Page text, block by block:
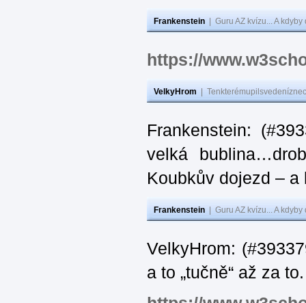
Frankenstein Guru AZ kvízu... A
https://
VelkyHrom
Frankenstein:
velká
Koubkův dojezd –
Frankenstein Guru AZ kvízu... A
VelkyHrom:
a to „tučně“ až za